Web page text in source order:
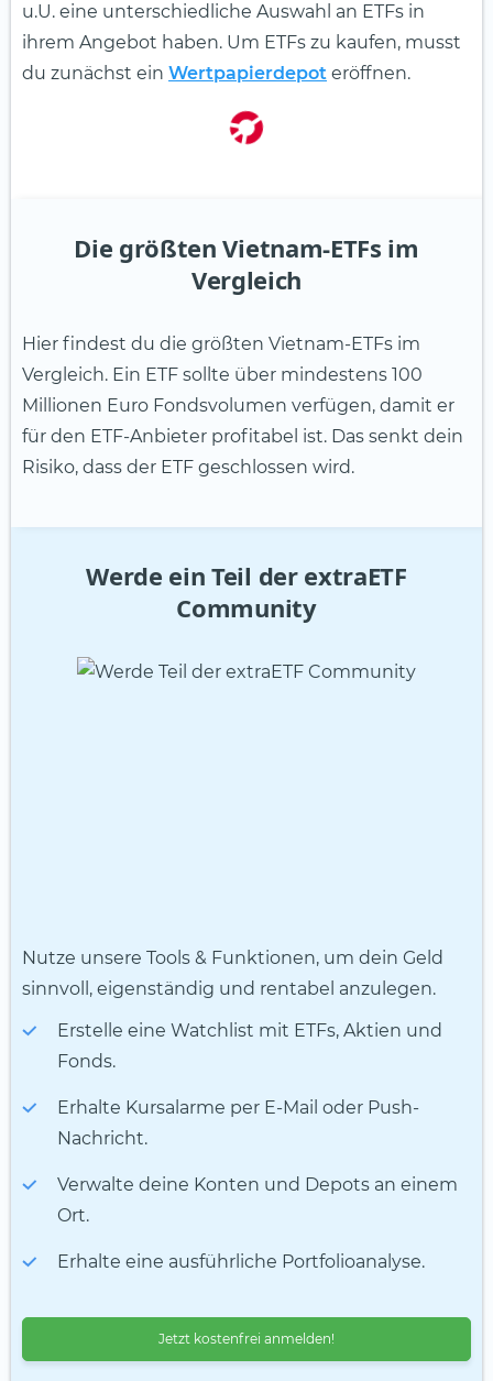
u.U. eine unterschiedliche Auswahl an ETFs in
ihrem Angebot haben. Um ETFs zu kaufen, musst
du zunächst ein Wertpapierdepot eröffnen.
Die größten Vietnam-ETFs im
Vergleich
Hier findest du die größten Vietnam-ETFs im
Vergleich. Ein ETF sollte über mindestens 100
Millionen Euro Fondsvolumen verfügen, damit er
für den ETF-Anbieter profitabel ist. Das senkt dein
Risiko, dass der ETF geschlossen wird.
Werde ein Teil der extraETF
Community
Nutze unsere Tools & Funktionen, um dein Geld
sinnvoll, eigenständig und rentabel anzulegen.
Erstelle eine Watchlist mit ETFs, Aktien und
Fonds.
Erhalte Kursalarme per E-Mail oder Push-
Nachricht.
Verwalte deine Konten und Depots an einem
Ort.
Erhalte eine ausführliche Portfolioanalyse.
Jetzt kostenfrei anmelden!